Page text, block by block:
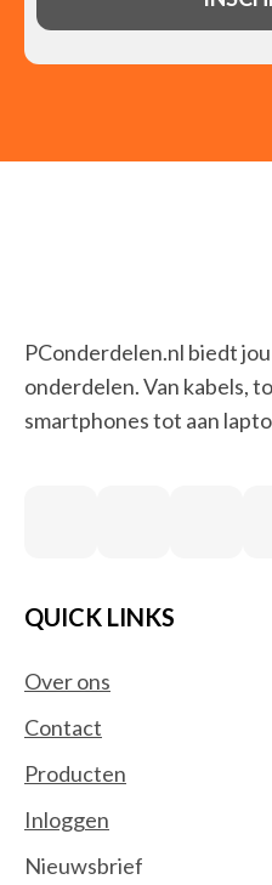
PConderdelen.nl biedt
onderdelen. Van kabels,
smartphones tot aan
QUICK LINKS
Over ons
Contact
Producten
Inloggen
Nieuwsbrief